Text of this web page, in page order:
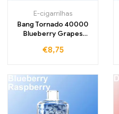
E-cigarrilhas
Bang Tornado 40000
Blueberry Grapes
mirtilos e uvas
€8,75